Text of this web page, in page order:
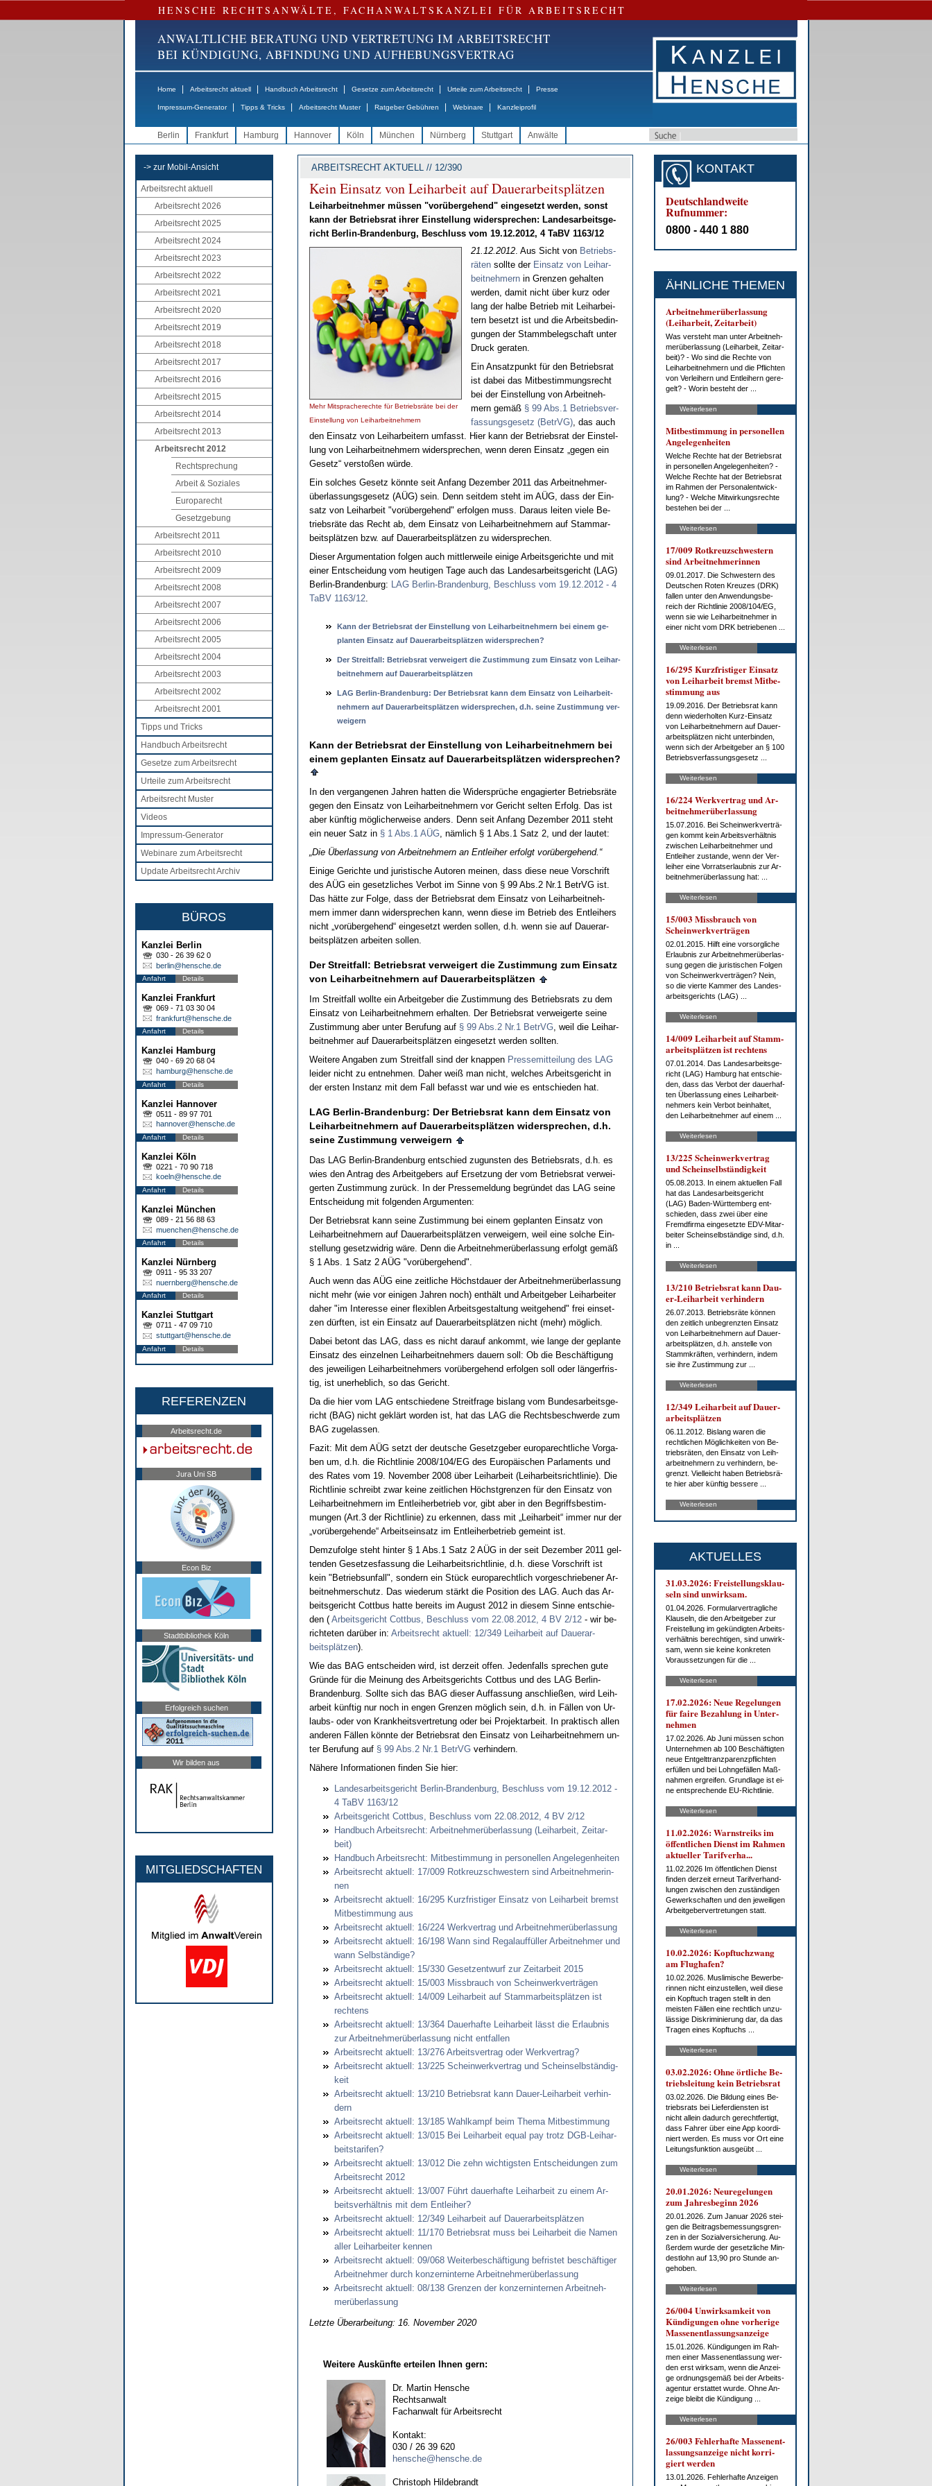
HENSCHE RECHTSANWÄLTE, FACHANWALTSKANZLEI FÜR ARBEITSRECHT
ANWALTLICHE BERATUNG UND VERTRETUNG IM ARBEITSRECHT
BEI KÜNDIGUNG, ABFINDUNG UND AUFHEBUNGSVERTRAG
Home Arbeitsrecht aktuell Handbuch Arbeitsrecht Gesetze zum Arbeitsrecht Urteile zum Arbeitsrecht Presse
Impressum-Generator Tipps & Tricks Arbeitsrecht Muster Ratgeber Gebühren Webinare Kanzleiprofil
Berlin Frankfurt Hamburg Hannover Köln München Nürnberg Stuttgart Anwälte
-> zur Mobil-Ansicht
Arbeitsrecht aktuell
Arbeitsrecht 2026
Arbeitsrecht 2025
Arbeitsrecht 2024
Arbeitsrecht 2023
Arbeitsrecht 2022
Arbeitsrecht 2021
Arbeitsrecht 2020
Arbeitsrecht 2019
Arbeitsrecht 2018
Arbeitsrecht 2017
Arbeitsrecht 2016
Arbeitsrecht 2015
Arbeitsrecht 2014
Arbeitsrecht 2013
Arbeitsrecht 2012
Rechtsprechung
Arbeit & Soziales
Europarecht
Gesetzgebung
Arbeitsrecht 2011
Arbeitsrecht 2010
Arbeitsrecht 2009
Arbeitsrecht 2008
Arbeitsrecht 2007
Arbeitsrecht 2006
Arbeitsrecht 2005
Arbeitsrecht 2004
Arbeitsrecht 2003
Arbeitsrecht 2002
Arbeitsrecht 2001
Tipps und Tricks
Handbuch Arbeitsrecht
Gesetze zum Arbeitsrecht
Urteile zum Arbeitsrecht
Arbeitsrecht Muster
Videos
Impressum-Generator
Webinare zum Arbeitsrecht
Update Arbeitsrecht Archiv
BÜROS
Kanzlei Berlin
030 - 26 39 62 0
berlin@hensche.de
Anfahrt Details
Kanzlei Frankfurt
069 - 71 03 30 04
frankfurt@hensche.de
Anfahrt Details
Kanzlei Hamburg
040 - 69 20 68 04
hamburg@hensche.de
Anfahrt Details
Kanzlei Hannover
0511 - 89 97 701
hannover@hensche.de
Anfahrt Details
Kanzlei Köln
0221 - 70 90 718
koeln@hensche.de
Anfahrt Details
Kanzlei München
089 - 21 56 88 63
muenchen@hensche.de
Anfahrt Details
Kanzlei Nürnberg
0911 - 95 33 207
nuernberg@hensche.de
Anfahrt Details
Kanzlei Stuttgart
0711 - 47 09 710
stuttgart@hensche.de
Anfahrt Details
REFERENZEN
Arbeitsrecht.de
Jura Uni SB
Econ Biz
Stadtbibliothek Köln
Erfolgreich suchen
Wir bilden aus
MITGLIEDSCHAFTEN
ARBEITSRECHT AKTUELL // 12/390
Kein Ein­satz von Leih­ar­beit auf Dau­er­ar­beits­plät­zen
Leih­ar­beit­neh­mer müs­sen "vor­über­ge­hend" ein­ge­setzt wer­den, sonst
kann der Be­triebs­rat ih­rer Ein­stel­lung wi­der­spre­chen: Lan­des­ar­beits­ge­
richt Ber­lin-Bran­den­burg, Be­schluss vom 19.12.2012, 4 TaBV 1163/12
Mehr Mit­spra­che­rech­te für Be­triebs­rä­te bei der
Ein­stel­lung von Leih­ar­beit­neh­mern
21.12.2012. Aus Sicht von Be­triebs­
rä­tensoll­te der Ein­satz von Leih­ar­
beit­neh­mernin Gren­zen ge­hal­ten
wer­den, da­mit nicht über kurz oder
lang der hal­be Be­trieb mit Leih­ar­bei­
tern be­setzt ist und die Ar­beits­be­din­
gun­gen der Stamm­be­leg­schaft un­ter
Druck ge­ra­ten.
Ein An­satz­punkt für den Be­triebs­rat
ist da­bei das Mit­be­stim­mungs­recht
bei der Ein­stel­lung von Ar­beit­neh­
mern ge­mäß § 99 Abs.1 Be­triebs­ver­
fas­sungs­ge­setz (Be­trVG), das auch
den Ein­satz von Leih­ar­bei­tern um­fasst. Hier kann der Be­triebs­rat der Ein­stel­
lung von Leih­ar­beit­neh­mern wi­der­spre­chen, wenn de­ren Ein­satz „ge­gen ein
Ge­setz“ ver­sto­ßen wür­de.
Ein sol­ches Ge­setz könn­te seit An­fang De­zem­ber 2011 das Ar­beit­neh­mer­
über­las­sungs­ge­setz (AÜG) sein. Denn seit­dem steht im AÜG, dass der Ein­
satz von Leih­ar­beit "vor­über­ge­hend" er­fol­gen muss. Dar­aus lei­ten vie­le Be­
triebs­rä­te das Recht ab, dem Ein­satz von Leih­ar­beit­neh­mern auf Stamm­ar­
beits­plät­zen bzw. auf Dau­er­ar­beits­plät­zen zu wi­der­spre­chen.
Die­ser Ar­gu­men­ta­ti­on fol­gen auch mitt­ler­wei­le ei­ni­ge Ar­beits­ge­rich­te und mit
ei­ner Ent­schei­dung vom heu­ti­gen Ta­ge auch das Lan­des­ar­beits­ge­richt (LAG)
Ber­lin-Bran­den­burg: LAG Ber­lin-Bran­den­burg, Be­schluss vom 19.12.2012 - 4
TaBV 1163/12.
Kann der Be­triebs­rat der Ein­stel­lung von Leih­ar­beit­neh­mern bei ei­nem ge­
plan­ten Ein­satz auf Dau­er­ar­beitsplätzen wi­der­spre­chen?
Der Streit­fall: Be­triebs­rat ver­wei­gert die Zu­stim­mung zum Ein­satz von Leih­ar­
beit­neh­mern auf Dau­er­ar­beitsplätzen
LAG Ber­lin-Bran­den­burg: Der Be­triebs­rat kann dem Ein­satz von Leih­ar­beit­
neh­mern auf Dau­er­ar­beitsplätzen wi­der­spre­chen, d.h. sei­ne Zu­stim­mung ver­
wei­gern
Kann der Be­triebs­rat der Ein­stel­lung von Leih­ar­beit­neh­mern bei
ei­nem ge­plan­ten Ein­satz auf Dau­er­ar­beitsplätzen wi­der­spre­chen?
In den ver­gan­ge­nen Jah­ren hat­ten die Wi­dersprüche en­ga­gier­ter Be­triebsräte
ge­gen den Ein­satz von Leih­ar­beit­neh­mern vor Ge­richt sel­ten Er­folg. Das ist
aber künf­tig mögli­cher­wei­se an­ders. Denn seit An­fang De­zem­ber 2011 steht
ein neu­er Satz in § 1 Abs.1 AÜG, nämlich § 1 Abs.1 Satz 2, und der lau­tet:
„Die Über­las­sung von Ar­beit­neh­mern an Ent­lei­her er­folgt vorüber­ge­hend.“
Ei­ni­ge Ge­rich­te und ju­ris­ti­sche Au­to­ren mei­nen, dass die­se neue Vor­schrift
des AÜG ein ge­setz­li­ches Ver­bot im Sin­ne von § 99 Abs.2 Nr.1 Be­trVG ist.
Das hätte zur Fol­ge, dass der Be­triebs­rat dem Ein­satz von Leih­ar­beit­neh­
mern im­mer dann wi­der­spre­chen kann, wenn die­se im Be­trieb des Ent­lei­hers
nicht „vorüber­ge­hend“ ein­ge­setzt wer­den sol­len, d.h. wenn sie auf Dau­er­ar­
beitsplätzen ar­bei­ten sol­len.
Der Streit­fall: Be­triebs­rat ver­wei­gert die Zu­stim­mung zum Ein­satz
von Leih­ar­beit­neh­mern auf Dau­er­ar­beitsplätzen
Im Streit­fall woll­te ein Ar­beit­ge­ber die Zu­stim­mung des Be­triebs­rats zu dem
Ein­satz von Leih­ar­beit­neh­mern er­hal­ten. Der Be­triebs­rat ver­wei­ger­te sei­ne
Zu­stim­mung aber un­ter Be­ru­fung auf § 99 Abs.2 Nr.1 Be­trVG, weil die Leih­ar­
beit­neh­mer auf Dau­er­ar­beitsplätzen ein­ge­setzt wer­den soll­ten.
Wei­te­re An­ga­ben zum Streit­fall sind der knap­pen Pres­se­mit­tei­lung des LAG
lei­der nicht zu ent­neh­men. Da­her weiß man nicht, wel­ches Ar­beits­ge­richt in
der ers­ten In­stanz mit dem Fall be­fasst war und wie es ent­schie­den hat.
LAG Ber­lin-Bran­den­burg: Der Be­triebs­rat kann dem Ein­satz von
Leih­ar­beit­neh­mern auf Dau­er­ar­beitsplätzen wi­der­spre­chen, d.h.
sei­ne Zu­stim­mung ver­wei­gern
Das LAG Ber­lin-Bran­den­burg ent­schied zu­guns­ten des Be­triebs­rats, d.h. es
wies den An­trag des Ar­beit­ge­bers auf Er­set­zung der vom Be­triebs­rat ver­wei­
ger­ten Zu­stim­mung zurück. In der Pres­se­mel­dung be­gründet das LAG sei­ne
Ent­schei­dung mit fol­gen­den Ar­gu­men­ten:
Der Be­triebs­rat kann sei­ne Zu­stim­mung bei ei­nem ge­plan­ten Ein­satz von
Leih­ar­beit­neh­mern auf Dau­er­ar­beitsplätzen ver­wei­gern, weil ei­ne sol­che Ein­
stel­lung ge­setz­wid­rig wäre. Denn die Ar­beit­neh­merüber­las­sung er­folgt gemäß
§ 1 Abs. 1 Satz 2 AÜG "vorüber­ge­hend".
Auch wenn das AÜG ei­ne zeit­li­che Höchst­dau­er der Ar­beit­neh­merüber­las­sung
nicht mehr (wie vor ei­ni­gen Jah­ren noch) enthält und Ar­beit­ge­ber Leih­ar­bei­ter
da­her "im In­ter­es­se ei­ner fle­xi­blen Ar­beits­ge­stal­tung weit­ge­hend" frei ein­set­
zen dürf­ten, ist ein Ein­satz auf Dau­er­ar­beitsplätzen nicht (mehr) möglich.
Da­bei be­tont das LAG, dass es nicht dar­auf an­kommt, wie lan­ge der ge­plan­te
Ein­satz des ein­zel­nen Leih­ar­beit­neh­mers dau­ern soll: Ob die Beschäfti­gung
des je­wei­li­gen Leih­ar­beit­neh­mers vorüber­ge­hend er­fol­gen soll oder länger­fris­
tig, ist un­er­heb­lich, so das Ge­richt.
Da die hier vom LAG ent­schie­de­ne Streit­fra­ge bis­lang vom Bun­des­ar­beits­ge­
richt (BAG) nicht geklärt wor­den ist, hat das LAG die Rechts­be­schwer­de zum
BAG zu­ge­las­sen.
Fa­zit: Mit dem AÜG setzt der deut­sche Ge­setz­ge­ber eu­ro­pa­recht­li­che Vor­ga­
ben um, d.h. die Richt­li­nie 2008/104/EG des Eu­ropäischen Par­la­ments und
des Ra­tes vom 19. No­vem­ber 2008 über Leih­ar­beit (Leih­ar­beits­richt­li­nie). Die
Richt­li­nie schreibt zwar kei­ne zeit­li­chen Höchst­gren­zen für den Ein­satz von
Leih­ar­beit­neh­mern im Ent­lei­her­be­trieb vor, gibt aber in den Be­griffs­be­stim­
mun­gen (Art.3 der Richt­li­nie) zu er­ken­nen, dass mit „Leih­ar­beit“ im­mer nur der
„vorüber­ge­hen­de“ Ar­beits­ein­satz im Ent­lei­her­be­trieb ge­meint ist.
Dem­zu­fol­ge steht hin­ter § 1 Abs.1 Satz 2 AÜG in der seit De­zem­ber 2011 gel­
ten­den Ge­set­zes­fas­sung die Leih­ar­beits­richt­li­nie, d.h. die­se Vor­schrift ist
kein "Be­triebs­un­fall", son­dern ein Stück eu­ro­pa­recht­lich vor­ge­schrie­be­ner Ar­
beit­neh­mer­schutz. Das wie­der­um stärkt die Po­si­ti­on des LAG. Auch das Ar­
beits­ge­richt Cott­bus hat­te be­reits im Au­gust 2012 in die­sem Sin­ne ent­schie­
den ( Ar­beits­ge­richt Cott­bus, Be­schluss vom 22.08.2012, 4 BV 2/12- wir be­
rich­te­ten darüber in: Ar­beits­recht ak­tu­ell: 12/349 Leih­ar­beit auf Dau­er­ar­
beitsplätzen).
Wie das BAG ent­schei­den wird, ist der­zeit of­fen. Je­den­falls spre­chen gu­te
Gründe für die Mei­nung des Ar­beits­ge­richts Cott­bus und des LAG Ber­lin-
Bran­den­burg. Soll­te sich das BAG die­ser Auf­fas­sung an­sch­ließen, wird Leih­
ar­beit künf­tig nur noch in en­gen Gren­zen möglich sein, d.h. in Fällen von Ur­
laubs- oder von Krank­heits­ver­tre­tung oder bei Pro­jekt­ar­beit. In prak­tisch al­len
an­de­ren Fällen könn­te der Be­triebs­rat den Ein­satz von Leih­ar­beit­neh­mern un­
ter Be­ru­fung auf § 99 Abs.2 Nr.1 Be­trVGver­hin­dern.
Nähe­re In­for­ma­tio­nen fin­den Sie hier:
Lan­des­ar­beits­ge­richt Ber­lin-Bran­den­burg, Be­schluss vom 19.12.2012 -
4 TaBV 1163/12
Ar­beits­ge­richt Cott­bus, Be­schluss vom 22.08.2012, 4 BV 2/12
Hand­buch Ar­beits­recht: Ar­beit­neh­merüber­las­sung (Leih­ar­beit, Zeit­ar­
beit)
Hand­buch Ar­beits­recht: Mit­be­stim­mung in per­so­nel­len An­ge­le­gen­hei­ten
Ar­beits­recht ak­tu­ell: 17/009 Rot­kreuz­schwes­tern sind Ar­beit­neh­me­rin­
nen
Ar­beits­recht ak­tu­ell: 16/295 Kurz­fris­ti­ger Ein­satz von Leih­ar­beit bremst
Mit­be­stim­mung aus
Ar­beits­recht ak­tu­ell: 16/224 Werk­ver­trag und Ar­beit­neh­merüber­las­sung
Ar­beits­recht ak­tu­ell: 16/198 Wann sind Re­ga­lauffüller Ar­beit­neh­mer und
wann Selbständi­ge?
Ar­beits­recht ak­tu­ell: 15/330 Ge­setz­ent­wurf zur Zeit­ar­beit 2015
Ar­beits­recht ak­tu­ell: 15/003 Miss­brauch von Schein­werk­verträgen
Ar­beits­recht ak­tu­ell: 14/009 Leih­ar­beit auf Stamm­ar­beitsplätzen ist
rech­tens
Ar­beits­recht ak­tu­ell: 13/364 Dau­er­haf­te Leih­ar­beit lässt die Er­laub­nis
zur Ar­beit­neh­merüber­las­sung nicht ent­fal­len
Ar­beits­recht ak­tu­ell: 13/276 Ar­beits­ver­trag oder Werk­ver­trag?
Ar­beits­recht ak­tu­ell: 13/225 Schein­werk­ver­trag und Schein­selbständig­
keit
Ar­beits­recht ak­tu­ell: 13/210 Be­triebs­rat kann Dau­er-Leih­ar­beit ver­hin­
dern
Ar­beits­recht ak­tu­ell: 13/185 Wahl­kampf beim The­ma Mit­be­stim­mung
Ar­beits­recht ak­tu­ell: 13/015 Bei Leih­ar­beit equal pay trotz DGB-Leih­ar­
beits­ta­ri­fen?
Ar­beits­recht ak­tu­ell: 13/012 Die zehn wich­tigs­ten Ent­schei­dun­gen zum
Ar­beits­recht 2012
Ar­beits­recht ak­tu­ell: 13/007 Führt dau­er­haf­te Leih­ar­beit zu ei­nem Ar­
beits­verhält­nis mit dem Ent­lei­her?
Ar­beits­recht ak­tu­ell: 12/349 Leih­ar­beit auf Dau­er­ar­beitsplätzen
Ar­beits­recht ak­tu­ell: 11/170 Be­triebs­rat muss bei Leih­ar­beit die Na­men
al­ler Leih­ar­bei­ter ken­nen
Ar­beits­recht ak­tu­ell: 09/068 Wei­ter­beschäfti­gung be­fris­tet beschäfti­ger
Ar­beit­neh­mer durch kon­zern­in­ter­ne Ar­beit­neh­merüber­las­sung
Ar­beits­recht ak­tu­ell: 08/138 Gren­zen der kon­zern­in­ter­nen Ar­beit­neh­
merüber­las­sung
Letzte Überarbeitung: 16. November 2020
Weitere Auskünfte erteilen Ihnen gern:
Dr. Martin Hensche
Rechtsanwalt
Fachanwalt für Arbeitsrecht
Kontakt:
030 / 26 39 620
hensche@hensche.de
Christoph Hildebrandt
KONTAKT
Deutschlandweite
Rufnummer:
0800 - 440 1 880
ÄHNLICHE THEMEN
Ar­beit­neh­mer­über­las­sung
(Leih­ar­beit, Zeit­ar­beit)
Was ver­steht man un­ter Ar­beit­neh­
mer­über­las­sung (Leih­ar­beit, Zeit­ar­
beit)? - Wo sind die Rech­te von
Leih­ar­beit­neh­mern und die Pflich­ten
von Ver­lei­hern und Ent­lei­hern ge­re­
gelt? - Wor­in be­steht der ...
Weiterlesen
Mit­be­stim­mung in per­so­nel­len
An­ge­le­gen­hei­ten
Wel­che Rech­te hat der Be­triebs­rat
in per­so­nel­len An­ge­le­gen­hei­ten? -
Wel­che Rech­te hat der Be­triebs­rat
im Rah­men der Per­so­nal­ent­wick­
lung? - Wel­che Mit­wir­kungs­rech­te
be­ste­hen bei der ...
Weiterlesen
17/009 Rot­kreuz­schwes­tern
sind Ar­beit­neh­me­rin­nen
09.01.2017. Die Schwes­tern des
Deut­schen Ro­ten Kreu­zes (DRK)
fal­len un­ter den An­wen­dungs­be­
reich der Richt­li­nie 2008/104/EG,
wenn sie wie Leih­ar­beit­neh­mer in
ei­ner nicht vom DRK be­trie­be­nen ...
Weiterlesen
16/295 Kurz­fris­ti­ger Ein­satz
von Leih­ar­beit bremst Mit­be­
stim­mung aus
19.09.2016. Der Be­triebs­rat kann
denn wie­der­hol­ten Kurz-Ein­satz
von Leih­ar­beit­neh­mern auf Dau­er­
ar­beits­plät­zen nicht un­ter­bin­den,
wenn sich der Ar­beit­ge­ber an § 100
Be­triebs­ver­fas­sungs­ge­setz ...
Weiterlesen
16/224 Werk­ver­trag und Ar­
beit­neh­mer­über­las­sung
15.07.2016. Bei Schein­werk­ver­trä­
gen kommt kein Ar­beits­ver­hält­nis
zwi­schen Leih­ar­beit­neh­mer und
Ent­lei­her zu­stan­de, wenn der Ver­
lei­her ei­ne Vor­rats­er­laub­nis zur Ar­
beit­neh­mer­über­las­sung hat: ...
Weiterlesen
15/003 Miss­brauch von
Schein­werk­ver­trä­gen
02.01.2015. Hilft ei­ne vor­sorg­li­che
Er­laub­nis zur Ar­beit­neh­mer­über­las­
sung ge­gen die ju­ris­ti­schen Fol­gen
von Schein­werk­ver­trä­gen? Nein,
so die vier­te Kam­mer des Lan­des­
ar­beits­ge­richts (LAG) ...
Weiterlesen
14/009 Leih­ar­beit auf Stamm­
ar­beits­plät­zen ist rech­tens
07.01.2014. Das Lan­des­ar­beits­ge­
richt (LAG) Ham­burg hat ent­schie­
den, dass das Ver­bot der dau­er­haf­
ten Über­las­sung ei­nes Leih­ar­beit­
neh­mers kein Ver­bot be­inhal­tet,
den Leih­ar­beit­neh­mer auf ei­nem ...
Weiterlesen
13/225 Schein­werk­ver­trag
und Schein­selb­stän­dig­keit
05.08.2013. In ei­nem ak­tu­el­len Fall
hat das Lan­des­ar­beits­ge­richt
(LAG) Ba­den-Würt­tem­berg ent­
schie­den, dass zwei über ei­ne
Fremd­fir­ma ein­ge­setz­te EDV-Mit­ar­
bei­ter Schein­selb­stän­di­ge sind, d.h.
in ...
Weiterlesen
13/210 Be­triebs­rat kann Dau­
er-Leih­ar­beit ver­hin­dern
26.07.2013. Be­triebs­rä­te kön­nen
den zeit­lich un­be­grenz­ten Ein­satz
von Leih­ar­beit­neh­mern auf Dau­er­
ar­beits­plät­zen, d.h. an­stel­le von
Stamm­kräf­ten, ver­hin­dern, in­dem
sie ih­re Zu­stim­mung zur ...
Weiterlesen
12/349 Leih­ar­beit auf Dau­er­
ar­beits­plät­zen
06.11.2012. Bis­lang wa­ren die
recht­li­chen Mög­lich­kei­ten von Be­
triebs­rä­ten, den Ein­satz von Leih­
ar­beit­neh­mern zu ver­hin­dern, be­
grenzt. Viel­leicht ha­ben Be­triebs­rä­
te hier aber künf­tig bes­se­re ...
Weiterlesen
AKTUELLES
31.03.2026: Frei­stel­lungs­klau­
seln sind un­wirk­sam.
01.04.2026. For­mu­lar­ver­trag­li­che
Klau­seln, die den Ar­beit­ge­ber zur
Frei­stel­lung im ge­kün­dig­ten Ar­beits­
ver­hält­nis be­rech­ti­gen, sind un­wirk­
sam, wenn sie kei­ne kon­kre­ten
Vor­aus­set­zun­gen für die ...
Weiterlesen
17.02.2026: Neue Re­ge­lun­gen
für fai­re Be­zah­lung in Un­ter­
neh­men
17.02.2026. Ab Ju­ni müs­sen schon
Un­ter­neh­men ab 100 Be­schäf­tig­ten
neue Ent­gelt­tranz­pa­renz­pflich­ten
er­fül­len und bei Lohn­ge­fäl­len Maß­
nah­men er­grei­fen. Grund­la­ge ist ei­
ne ent­spre­chen­de EU-Richt­li­nie.
Weiterlesen
11.02.2026: Warn­streiks im
öf­fent­li­chen Dienst im Rah­men
ak­tu­el­ler Ta­rif­ver­ha...
11.02.2026 Im öf­fent­li­chen Dienst
fin­den der­zeit er­neut Ta­rif­ver­hand­
lun­gen zwi­schen den zu­stän­di­gen
Ge­werk­schaf­ten und den je­wei­li­gen
Ar­beit­ge­ber­ver­tre­tun­gen statt.
Weiterlesen
10.02.2026: Kopf­tuch­zwang
am Flug­ha­fen?
10.02.2026. Mus­li­mi­sche Be­wer­be­
rin­nen nicht ein­zu­stel­len, weil die­se
ein Kopf­tuch tra­gen stellt in den
meis­ten Fäl­len ei­ne recht­lich un­zu­
läs­si­ge Dis­kri­mi­nie­rung dar, da das
Tra­gen ei­nes Kopf­tuchs ...
Weiterlesen
03.02.2026: Oh­ne ört­li­che Be­
triebs­lei­tung kein Be­triebs­rat
03.02.2026. Die Bil­dung ei­nes Be­
triebs­rats bei Lie­fer­diens­ten ist
nicht al­lein da­durch ge­recht­fer­tigt,
dass Fah­rer über ei­ne App ko­or­di­
niert wer­den. Es muss vor Ort ei­ne
Lei­tungs­funk­ti­on aus­ge­übt ...
Weiterlesen
20.01.2026: Neu­re­ge­lun­gen
zum Jah­res­be­ginn 2026
20.01.2026. Zum Ja­nu­ar 2026 stei­
gen die Bei­trags­be­mes­sungs­gren­
zen in der So­zi­al­ver­si­che­rung. Au­
ßer­dem wur­de der ge­setz­li­che Min­
dest­lohn auf 13,90 pro St­un­de an­
ge­ho­ben.
Weiterlesen
26/004 Un­wirk­sam­keit von
Kün­di­gun­gen oh­ne vor­he­ri­ge
Mas­sen­ent­las­sungs­an­zei­ge
15.01.2026. Kün­di­gun­gen im Rah­
men ei­ner Mas­sen­ent­las­sung wer­
den erst wirk­sam, wenn die An­zei­
ge ord­nungs­ge­mäß bei der Ar­beits­
agen­tur er­stat­tet wur­de. Oh­ne An­
zei­ge bleibt die Kün­di­gung ...
Weiterlesen
26/003 Feh­ler­haf­te Mas­sen­ent­
las­sungs­an­zei­ge nicht kor­ri­
giert wer­den
13.01.2026. Feh­ler­haf­te An­zei­gen